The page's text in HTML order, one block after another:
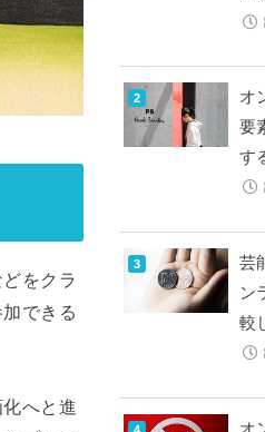
をクラ
できる
へと進
オ
要
す
芸
ン
較